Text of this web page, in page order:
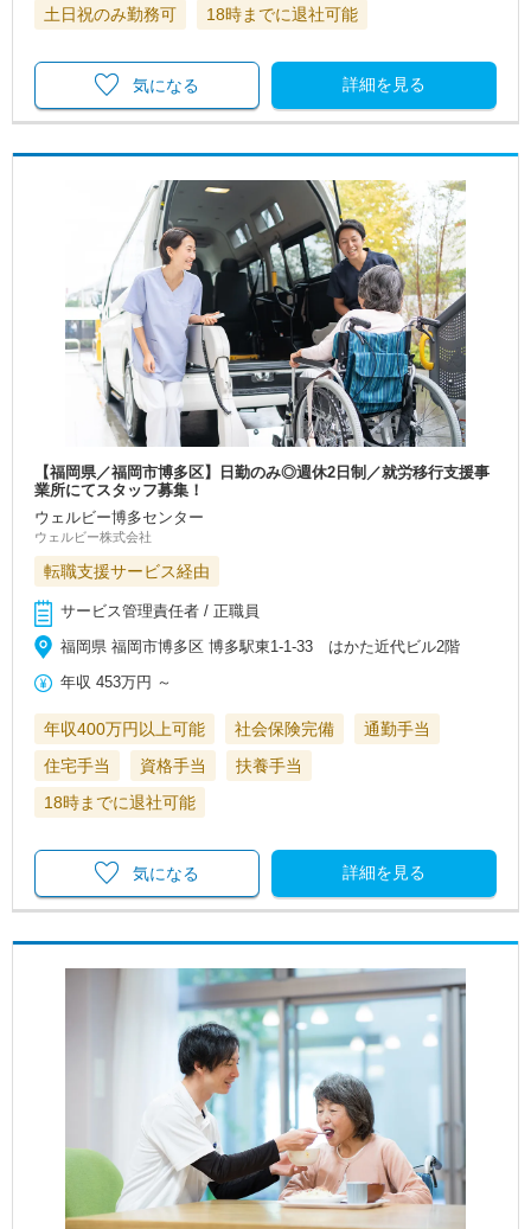
土日祝のみ勤務可
18時までに退社可能
詳細を見る
気になる
【福岡県／福岡市博多区】日勤のみ◎週休2日制／就労移行支援事
業所にてスタッフ募集！
ウェルビー博多センター
ウェルビー株式会社
転職支援サービス経由
サービス管理責任者 / 正職員
福岡県 福岡市博多区 博多駅東1-1-33 はかた近代ビル2階
年収 453万円 ～
年収400万円以上可能 社会保険完備
通勤手当
住宅手当
資格手当
扶養手当
18時までに退社可能
詳細を見る
気になる